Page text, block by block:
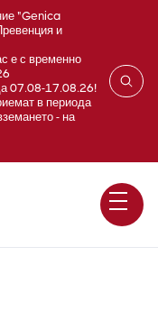
"Genica
и
е с временно
07.08-17.08.26!
в периода
- на